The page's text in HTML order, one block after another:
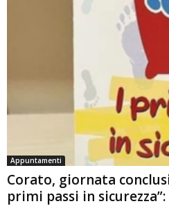
Appuntamenti
Corato, giornata
primi passi in